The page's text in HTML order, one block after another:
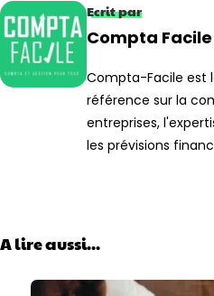
Ecrit par
Compta Facile
Compta-Facile est
référence sur la
entreprises,
les prévisions
A lire aussi...